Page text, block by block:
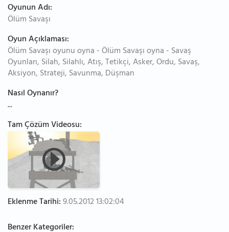
Oyunun Adı:
Ölüm Savaşı
Oyun Açıklaması:
Ölüm Savaşı oyunu oyna - Ölüm Savaşı oyna - Savaş
Oyunları, Silah, Silahlı, Atış, Tetikçi, Asker, Ordu, Savaş,
Aksiyon, Strateji, Savunma, Düşman
Nasıl Oynanır?
...
Tam Çözüm Videosu:
Eklenme Tarihi:9.05.2012 13:02:04
Benzer Kategoriler: